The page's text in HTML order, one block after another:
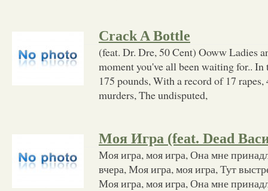
Crack A Bottle
(feat. Dr. Dre, 50 Cent) Ooww Ladies
moment you've all been waiting for..
175 pounds, With a record of 17 rapes,
murders, The undisputed,
Моя Игра (feat. Dead
Моя игра, моя игра, Она мне
вчера, Моя игра, моя игра, Тут
Моя игра, моя игра, Она мне